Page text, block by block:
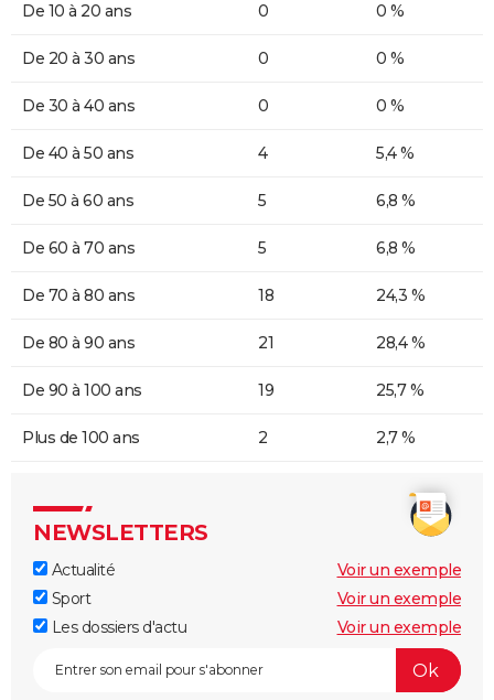
De 10 à 20 ans 0 0 %
De 20 à 30 ans 0 0 %
De 30 à 40 ans 0 0 %
De 40 à 50 ans 4 5,4 %
De 50 à 60 ans 5 6,8 %
De 60 à 70 ans 5 6,8 %
De 70 à 80 ans 18 24,3 %
De 80 à 90 ans 21 28,4 %
De 90 à 100 ans 19 25,7 %
Plus de 100 ans 2 2,7 %
NEWSLETTERS
Actualité
Voir un exemple
Sport
Voir un exemple
Les dossiers d'actu
Voir un exemple